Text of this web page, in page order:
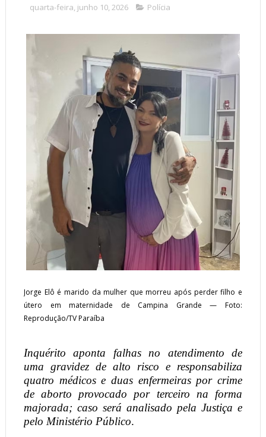
quarta-feira, junho 10, 2026 Polícia
Jorge Elô é marido da mulher que morreu após perder filho e
útero em maternidade de Campina Grande — Foto:
Reprodução/TV Paraíba
Inquérito aponta falhas no atendimento de
uma gravidez de alto risco e responsabiliza
quatro médicos e duas enfermeiras por crime
de aborto provocado por terceiro na forma
majorada; caso será analisado pela Justiça e
pelo Ministério Público.